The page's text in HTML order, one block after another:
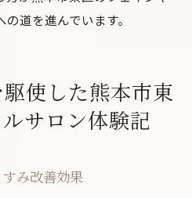
道を進んでいます。
使した熊本市東
サロン体験記
み改善効果